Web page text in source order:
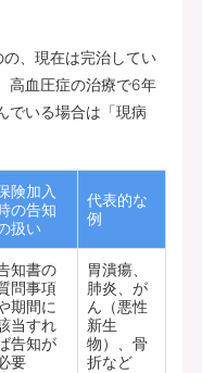
、現在は完治してい
高血圧症の治療で6年
でいる場合は「現病
険加入
の告知
扱い
代表的な
例
知書の
問事項
期間に
当すれ
告知が
要
胃潰瘍、
肺炎、が
ん（悪性
新生
物）、骨
折など